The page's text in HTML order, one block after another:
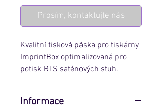
Prosím, kontaktujte nás
Kvalitní tisková páska pro tiskárny
ImprintBox optimalizovaná pro
potisk RTS saténových stuh.
Informace